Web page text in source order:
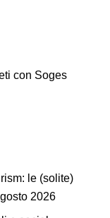
con Soges
le (solite)
2026